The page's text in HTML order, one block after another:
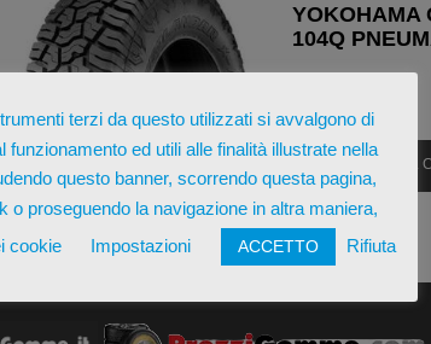
YOKOHAMA
104Q
AGGIUNGI AL
terzi da questo utilizzati si avvalgono di
funzionamento ed utili alle finalità illustrate nella
questo banner, scorrendo questa pagina,
o proseguendo la navigazione in altra maniera,
cookie
Impostazioni ACCETTO Rifiuta